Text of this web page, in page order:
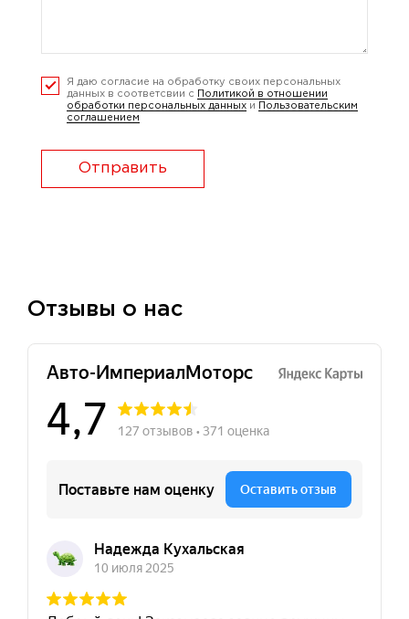
Я даю согласие на обработку своих персональных
данных в соответсвии с
Политикой в отношении
обработки персональных данных и
Пользовательским
соглашением
Отправить
Отзывы о нас